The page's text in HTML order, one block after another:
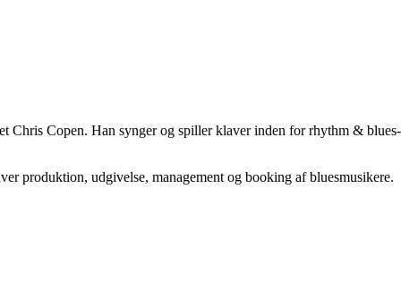
Chris Copen. Han synger og spiller klaver inden for rhythm &
produktion, udgivelse, management og booking af bluesmusikere.